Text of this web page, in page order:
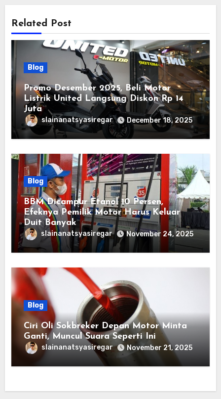
Related Post
Blog
Promo Desember 2025, Beli Motor
Listrik United Langsung Diskon Rp 14
Juta
slainanatsyasiregar December 18, 2025
Blog
BBM Dicampur Etanol 10 Persen,
Efeknya Pemilik Motor Harus Keluar
Duit Banyak
slainanatsyasiregar November 24, 2025
Blog
Ciri Oli Sokbreker Depan Motor Minta
Ganti, Muncul Suara Seperti Ini
slainanatsyasiregar November 21, 2025